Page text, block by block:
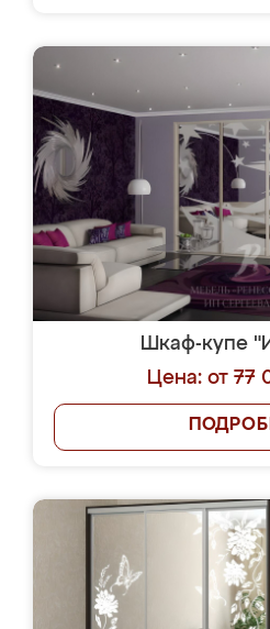
Шкаф-купе
Цена: от 77